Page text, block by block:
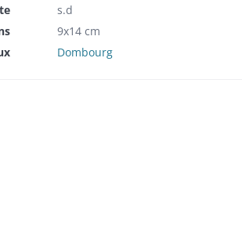
s.d
9x14 cm
Dombourg